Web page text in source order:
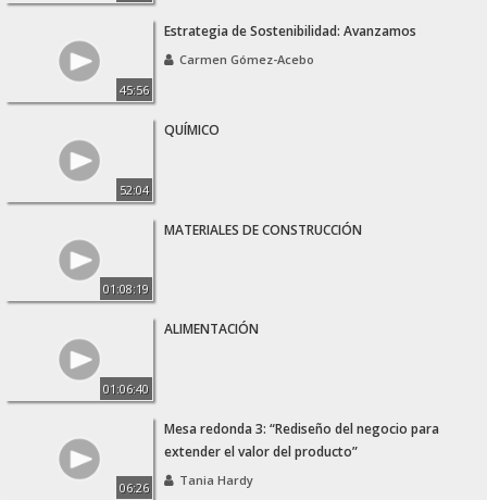
45:56
Estrategia de Sostenibilidad: Avanzamos
Carmen Gómez-Acebo
52:04
QUÍMICO
01:08:19
MATERIALES DE CONSTRUCCIÓN
01:06:40
ALIMENTACIÓN
06:26
Mesa redonda 3: “Rediseño del negocio para
extender el valor del producto”
Tania Hardy